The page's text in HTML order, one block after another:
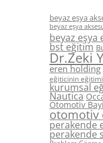
beyaz eşya
beyaz eşya
beyaz eşya
bst eğitim
Dr.Zeki
eren holding
eğiticinin eğitimi
kurumsal
Nautica
Otomotiv
otomotiv
perakende
perakende